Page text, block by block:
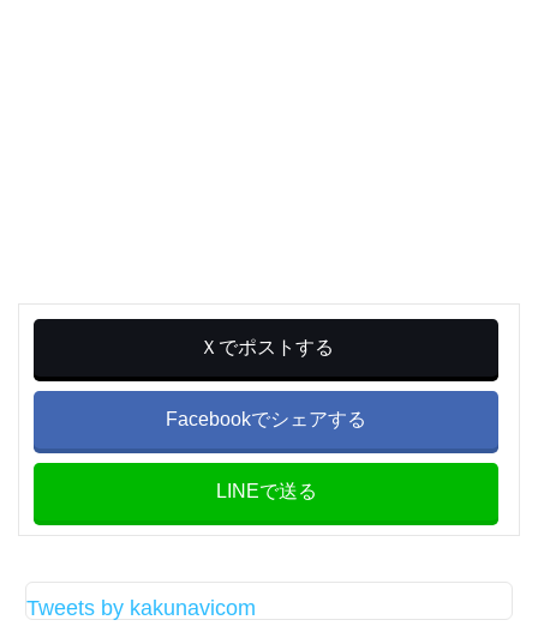
Ｘでポストする
Facebookでシェアする
LINEで送る
Tweets by kakunavicom